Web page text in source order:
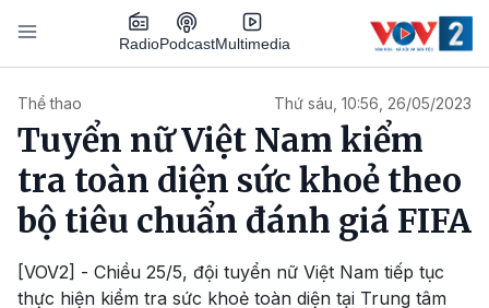
Nhảy đến nội dung
RadioPodcastMultimedia
Thể thao Thứ sáu, 10:56, 26/05/2023
Tuyển nữ Việt Nam kiểm
tra toàn diện sức khoẻ theo
bộ tiêu chuẩn đánh giá FIFA
[VOV2] - Chiều 25/5, đội tuyển nữ Việt Nam tiếp tục
thực hiện kiểm tra sức khoẻ toàn diện tại Trung tâm